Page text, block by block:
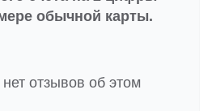
обычной карты.
отзывов об этом